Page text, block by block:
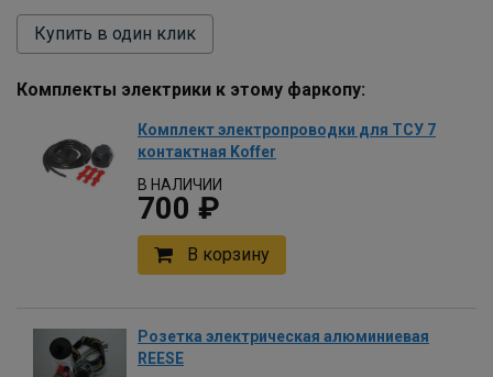
Купить в один клик
Комплекты электрики к этому фаркопу:
Комплект электропроводки для ТСУ 7
контактная Koffer
В НАЛИЧИИ
700 ₽
В корзину
Розетка электрическая алюминиевая
REESE